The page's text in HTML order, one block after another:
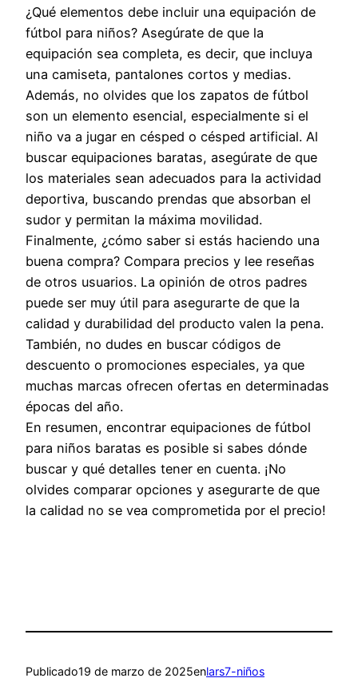
¿Qué elementos debe incluir una equipación de
fútbol para niños? Asegúrate de que la
equipación sea completa, es decir, que incluya
una camiseta, pantalones cortos y medias.
Además, no olvides que los zapatos de fútbol
son un elemento esencial, especialmente si el
niño va a jugar en césped o césped artificial. Al
buscar equipaciones baratas, asegúrate de que
los materiales sean adecuados para la actividad
deportiva, buscando prendas que absorban el
sudor y permitan la máxima movilidad.
Finalmente, ¿cómo saber si estás haciendo una
buena compra? Compara precios y lee reseñas
de otros usuarios. La opinión de otros padres
puede ser muy útil para asegurarte de que la
calidad y durabilidad del producto valen la pena.
También, no dudes en buscar códigos de
descuento o promociones especiales, ya que
muchas marcas ofrecen ofertas en determinadas
épocas del año.
En resumen, encontrar equipaciones de fútbol
para niños baratas es posible si sabes dónde
buscar y qué detalles tener en cuenta. ¡No
olvides comparar opciones y asegurarte de que
la calidad no se vea comprometida por el precio!
Publicado19 de marzo de 2025enlars7-niños